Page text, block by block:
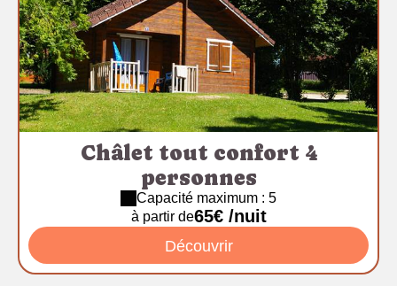
Châlet tout confort 4
personnes
Capacité maximum : 5
à partir de65€ /nuit
Découvrir